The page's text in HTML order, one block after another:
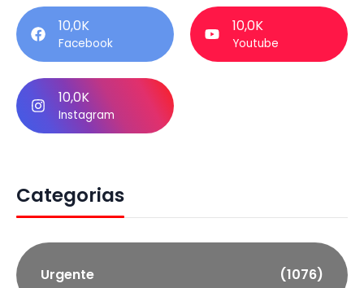
10,0K
Facebook
10,0K
Youtube
10,0K
Instagram
Categorias
Urgente (1076)